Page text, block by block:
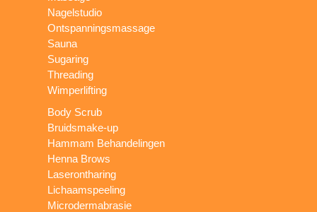
Nagelstudio
Ontspanningsmassage
Sauna
Sugaring
Threading
Wimperlifting
Body Scrub
Bruidsmake-up
Hammam Behandelingen
Henna Brows
Laserontharing
Lichaamspeeling
Microdermabrasie